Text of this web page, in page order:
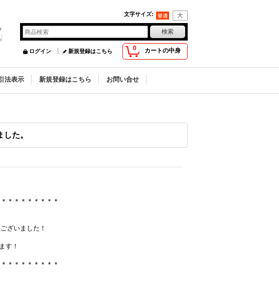
文字サイズ:
0 カートの中身
ログイン 新規登録はこちら
法表示 新規登録はこちら お問い合せ
1,851円
た。
＊＊＊＊＊＊＊＊
ざいました！
す！
＊＊＊＊＊＊＊＊